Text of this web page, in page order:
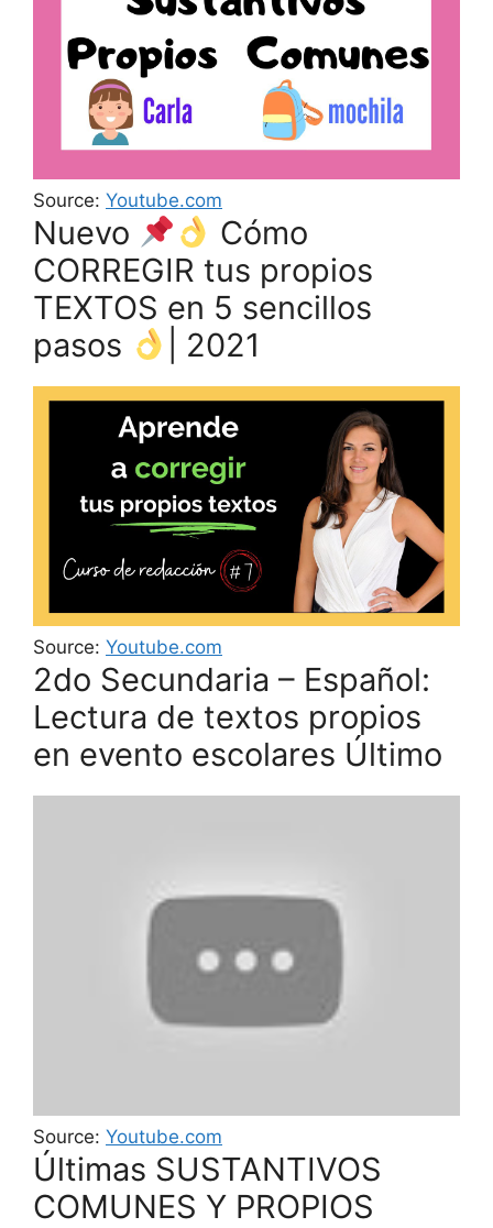
Source: Youtube.com
Nuevo
Cómo
CORREGIR tus propios
TEXTOS en 5 sencillos
pasos
| 2021
Source: Youtube.com
2do Secundaria – Español:
Lectura de textos propios
en evento escolares Último
Source: Youtube.com
Últimas SUSTANTIVOS
COMUNES Y PROPIOS